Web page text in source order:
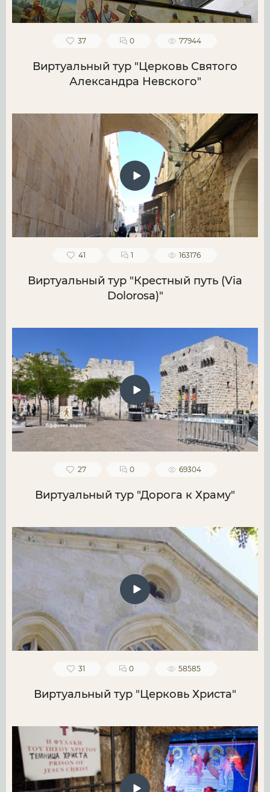
37 0 77944
Виртуальный тур "Церковь Святого
Александра Невского"
41 1 163176
Виртуальный тур "Крестный путь (Via
Dolorosa)"
27 0 69304
Виртуальный тур "Дорога к Храму"
31 0 58585
Виртуальный тур "Церковь Христа"